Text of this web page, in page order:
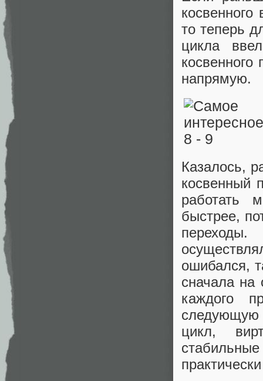
косвенного
то теперь
цикла
напрямую.
Казалось,
косвенный
работать
быстрее,
ошибался,
сначала на
каждого
следующую
цикл,